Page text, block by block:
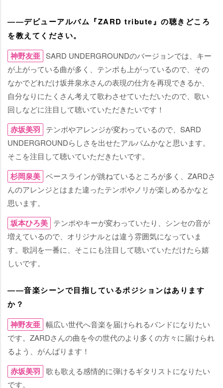
――デビューアルバム『ZARD tribute』の聴きどころ
を教えてください。
神野友亜 SARD UNDERGROUNDのバージョンでは、キー
が上がっている曲が多く、テンポも上がっているので、その
なかでどれだけ坂井泉水さんの表現の仕方を再現できるか、
自分なりにたくさん考えて歌わさせていただいたので、歌い
回しなどに注目して聴いていただきたいです！
赤坂美羽
テンポやアレンジが変わっているので、SARD
UNDERGROUNDらしさを出せたアルバムかなと思います。
そこを注目して聴いていただきたいです。
杉岡泉美 ベースラインが跳ねているところが多く、ZARDさ
んのアレンジとはまた違ったテンポやノリが楽しめるかなと
思います。
坂本ひろ美 テンポやキーが変わっていたり、シンセの音が
増えているので、オリジナルとは違う雰囲気になっていま
す。歌詞を一番に、そこにも注目して聴いていただけたら嬉
しいです。
――音楽シーンで目指しているポジションはあります
か？
神野友亜 幅広い世代へ音楽を届けられるバンドになりたい
です。ZARDさんの曲を今の世代のより多くの方々に届けられ
るよう、がんばります！
赤坂美羽 歌も歌える感情的に弾けるギタリストになりたい
です。